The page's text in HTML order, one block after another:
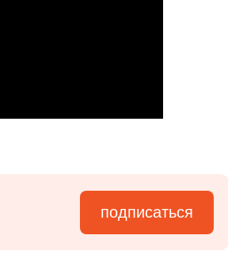
подписаться